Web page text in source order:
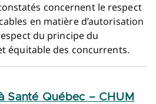
concernent le respect
en matière d’autorisation
du principe du
équitable des concurrents.
Santé Québec – CHUM